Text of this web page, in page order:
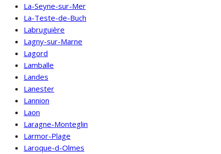
La-Seyne-sur-Mer
La-Teste-de-Buch
Labruguière
Lagny-sur-Marne
Lagord
Lamballe
Landes
Lanester
Lannion
Laon
Laragne-Monteglin
Larmor-Plage
Laroque-d-Olmes